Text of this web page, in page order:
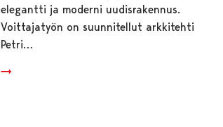
elegantti ja moderni uudisrakennus.
Voittajatyön on suunnitellut arkkitehti
Petri…